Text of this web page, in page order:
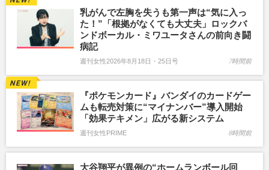
乳がんで左胸を失うも第一声は“気に入っ
た！”「根拠がなくても大丈夫」ロックバ
ンドボーカル・ミワユータさんの前向き闘
病記
週刊女性2026年8月18日・25日号 7時間前
『ポケモンカード』バンダイのカードゲー
ムも転売対策に“マイナンバー”導入開始
「効果テキメン」広がる新システム
週刊女性PRIME 8時間前
大谷翔平が異例の“ホームランボール回